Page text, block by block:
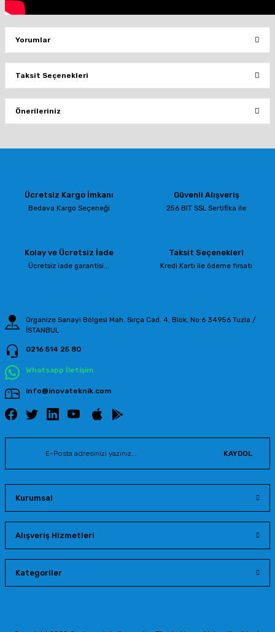
Yorumlar
Bu ürüne ilk yorumu siz yapın!
Yorum Yaz
Taksit Seçenekleri
Önerileriniz
Ürün resmi kalitesiz, bozuk veya görüntülenemiyor.
Ürün fiyatı diğer sitelerden daha pahalı.
Ücretsiz Kargo İmkanı
Bedava Kargo Seçeneği
Güvenli Alışveriş
256 BIT SSL Sertifika ile
Kolay ve Ücretsiz İade
Ücretsiz iade garantisi...
Taksit Seçenekleri
Kredi Kartı ile ödeme fırsatı
Organize Sanayi Bölgesi Mah. Sırça Cad. 4. Blok, No:6 34956 Tuzla /
İSTANBUL
0216 514 25 80
Whatsapp İletişim
info@inovateknik.com
KAYDOL
Kurumsal
Alışveriş Hizmetleri
Kategoriler